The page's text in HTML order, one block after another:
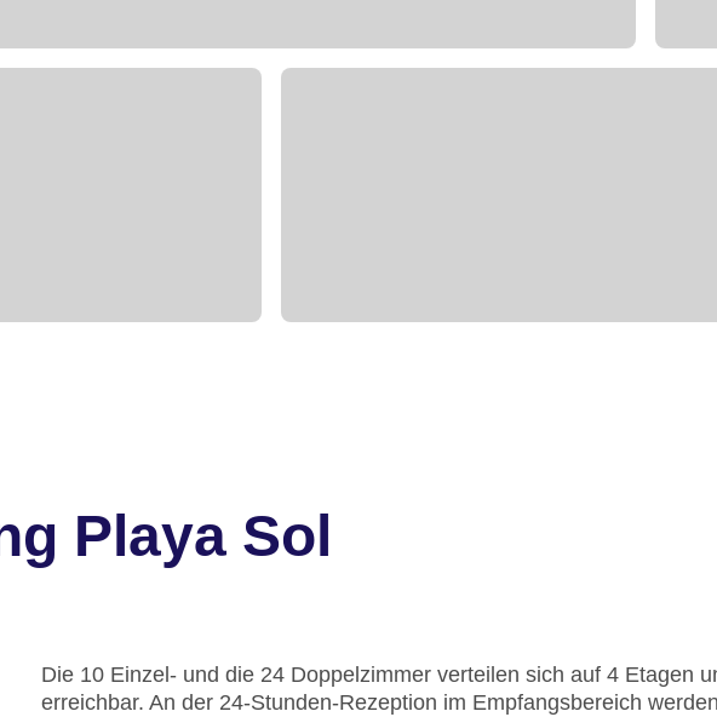
Playa Sol
Die 10 Einzel- und die 24 Doppelzimmer verteilen sich auf 4 Etagen
erreichbar. An der 24-Stunden-Rezeption im Empfangsbereich